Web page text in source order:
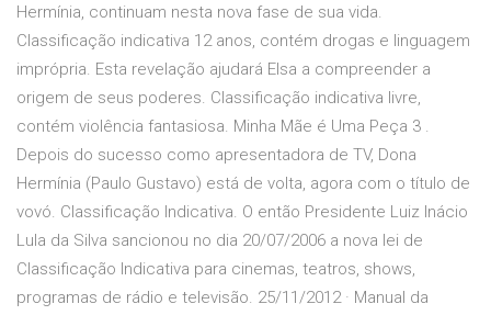
Hermínia, continuam nesta nova fase de sua vida.
Classificação indicativa 12 anos, contém drogas e linguagem
imprópria. Esta revelação ajudará Elsa a compreender a
origem de seus poderes. Classificação indicativa livre,
contém violência fantasiosa. Minha Mãe é Uma Peça 3 .
Depois do sucesso como apresentadora de TV, Dona
Hermínia (Paulo Gustavo) está de volta, agora com o título de
vovó. Classificação Indicativa. O então Presidente Luiz Inácio
Lula da Silva sancionou no dia 20/07/2006 a nova lei de
Classificação Indicativa para cinemas, teatros, shows,
programas de rádio e televisão. 25/11/2012 · Manual da